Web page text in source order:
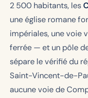
2 500 habitants, les
une église romane
impériales, une voie
ferrée — et un pôle
sépare le vérifié du
Saint-Vincent-de-
aucune voie de